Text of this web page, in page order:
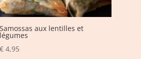
Samossas aux lentilles et
légumes
€4,95